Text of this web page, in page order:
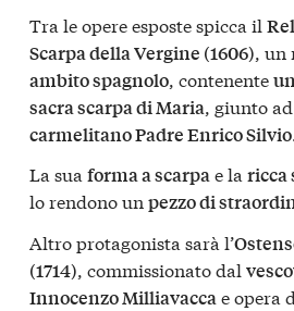
Tra le opere esposte spicca il
Scarpa della Vergine (1606) ,
ambito spagnolo , contenente
sacra scarpa di Maria , giunto
carmelitano Padre Enrico Silvio
La sua forma a scarpae la ricca
lo rendono un pezzo di
Altro protagonista sarà l’
(1714), commissionato dal
Innocenzo Milliavaccae opera